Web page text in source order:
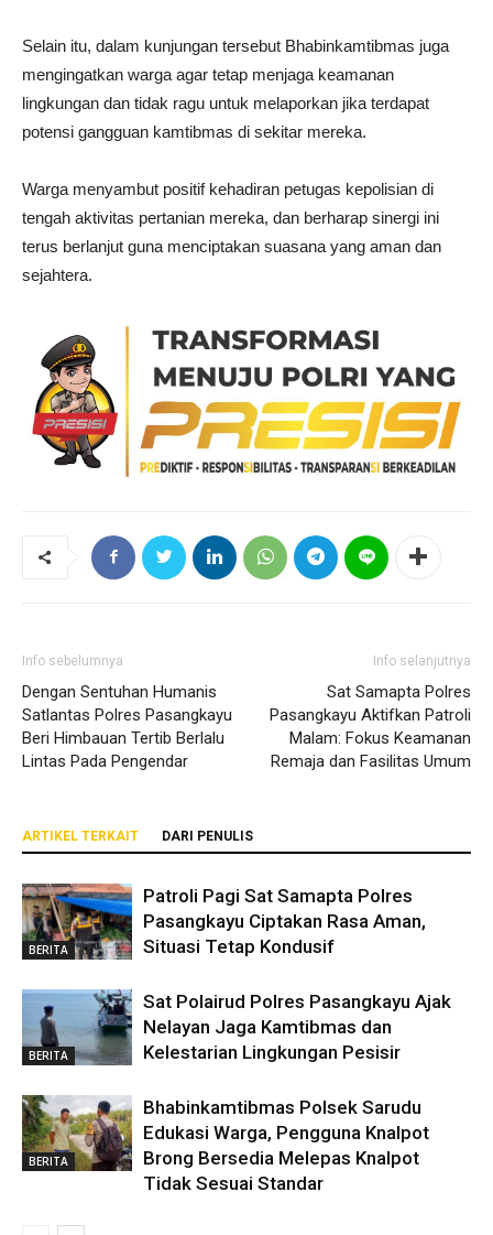
Selain itu, dalam kunjungan tersebut Bhabinkamtibmas juga
mengingatkan warga agar tetap menjaga keamanan
lingkungan dan tidak ragu untuk melaporkan jika terdapat
potensi gangguan kamtibmas di sekitar mereka.
Warga menyambut positif kehadiran petugas kepolisian di
tengah aktivitas pertanian mereka, dan berharap sinergi ini
terus berlanjut guna menciptakan suasana yang aman dan
sejahtera.
Info sebelumnya
Dengan Sentuhan Humanis
Satlantas Polres Pasangkayu
Beri Himbauan Tertib Berlalu
Lintas Pada Pengendar
Info selanjutnya
Sat Samapta Polres
Pasangkayu Aktifkan Patroli
Malam: Fokus Keamanan
Remaja dan Fasilitas Umum
ARTIKEL TERKAIT DARI PENULIS
BERITA
Patroli Pagi Sat Samapta Polres
Pasangkayu Ciptakan Rasa Aman,
Situasi Tetap Kondusif
BERITA
Sat Polairud Polres Pasangkayu Ajak
Nelayan Jaga Kamtibmas dan
Kelestarian Lingkungan Pesisir
BERITA
Bhabinkamtibmas Polsek Sarudu
Edukasi Warga, Pengguna Knalpot
Brong Bersedia Melepas Knalpot
Tidak Sesuai Standar